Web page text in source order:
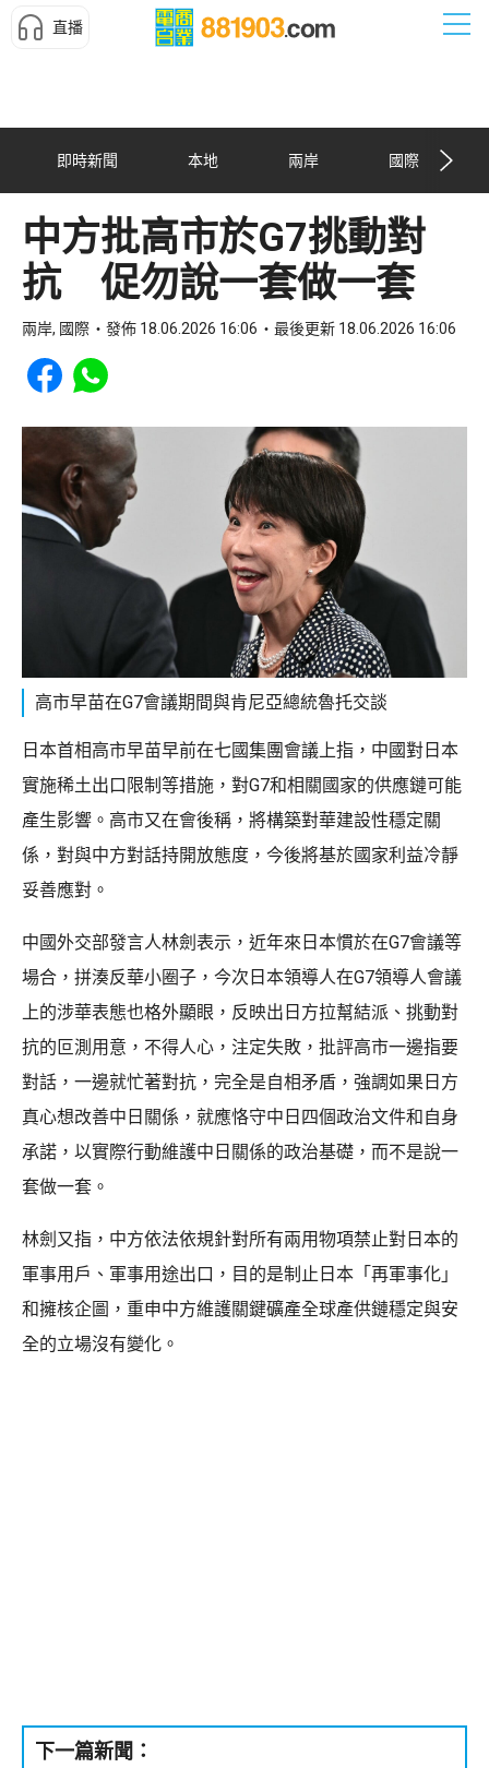
直播
即時新聞 本地 兩岸 國際
中方批高市於G7挑動對
抗 促勿說一套做一套
兩岸, 國際 發佈 18.06.2026 16:06 最後更新 18.06.2026 16:06
Share to Facebook
Share to WhatsApp
高市早苗在G7會議期間與肯尼亞總統魯托交談
日本首相高市早苗早前在七國集團會議上指，中國對日本
實施稀土出口限制等措施，對G7和相關國家的供應鏈可能
產生影響。高市又在會後稱，將構築對華建設性穩定關
係，對與中方對話持開放態度，今後將基於國家利益冷靜
妥善應對。
中國外交部發言人林劍表示，近年來日本慣於在G7會議等
場合，拼湊反華小圈子，今次日本領導人在G7領導人會議
上的涉華表態也格外顯眼，反映出日方拉幫結派、挑動對
抗的叵測用意，不得人心，注定失敗，批評高市一邊指要
對話，一邊就忙著對抗，完全是自相矛盾，強調如果日方
真心想改善中日關係，就應恪守中日四個政治文件和自身
承諾，以實際行動維護中日關係的政治基礎，而不是說一
套做一套。
林劍又指，中方依法依規針對所有兩用物項禁止對日本的
軍事用戶、軍事用途出口，目的是制止日本「再軍事化」
和擁核企圖，重申中方維護關鍵礦產全球產供鏈穩定與安
全的立場沒有變化。
下一篇新聞：